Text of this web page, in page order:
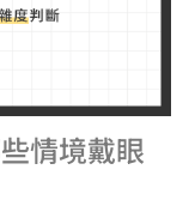
情境戴眼